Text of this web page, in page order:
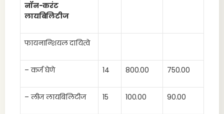
नॉन-करंट
लायबिलिटीज
फायनान्शियल दायित्वे
– कर्ज घेणे 14 800.00 750.00
– लीज लायबिलिटीज 15 100.00 90.00